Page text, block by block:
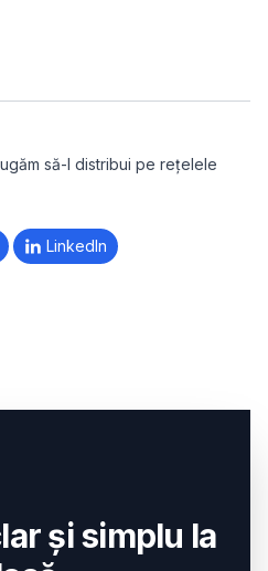
să-l distribui pe rețelele
LinkedIn
și simplu la